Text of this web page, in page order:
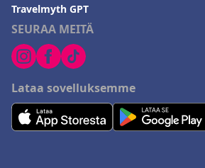
SEURAA MEITÄ
Lataa sovelluksemme
Travelmyth GPT